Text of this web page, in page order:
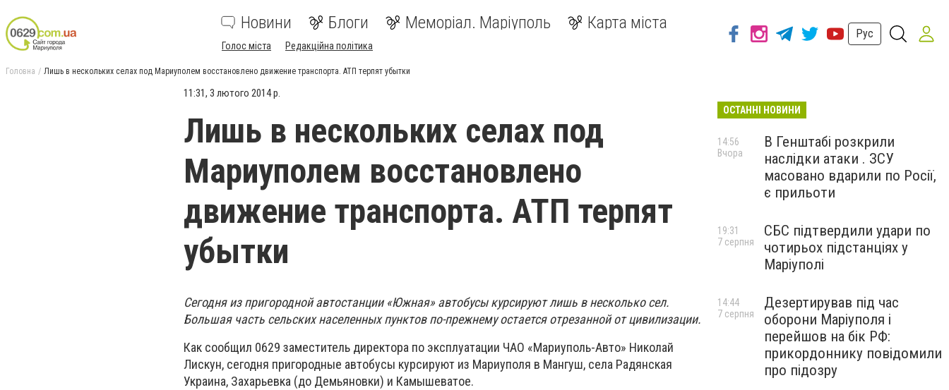
Новини Блоги Меморіал. Маріуполь Карта міста
Голос міста Редакційна політика
Рус
Головна Лишь в нескольких селах под Мариуполем восстановлено движение транспорта. АТП терпят убытки
11:31, 3 лютого 2014 р.
Лишь в нескольких селах под
Мариуполем восстановлено
движение транспорта. АТП терпят
убытки
Сегодня из пригородной автостанции «Южная» автобусы курсируют лишь в несколько сел.
Большая часть сельских населенных пунктов по-прежнему остается отрезанной от цивилизации.
Как сообщил 0629 заместитель директора по эксплуатации ЧАО «Мариуполь-Авто» Николай
Лискун, сегодня пригородные автобусы курсируют из Мариуполя в Мангуш, села Радянская
Украина, Захарьевка (до Демьяновки) и Камышеватое.
ОСТАННІ НОВИНИ
В Генштабі розкрили
наслідки атаки . ЗСУ
масовано вдарили по Росії,
є прильоти
14:56
Вчора
СБС підтвердили удари по
чотирьох підстанціях у
Маріуполі
19:31
7 серпня
Дезертирував під час
оборони Маріуполя і
перейшов на бік РФ:
прикордоннику повідомили
про підозру
14:44
7 серпня